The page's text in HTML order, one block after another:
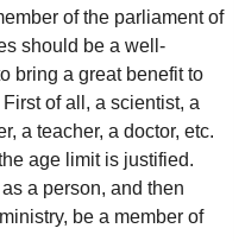
of the parliament of
should be a well-
bring a great benefit to
of all, a scientist, a
a teacher, a doctor, etc.
age limit is justified.
a person, and then
be a member of